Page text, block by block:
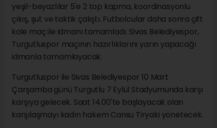
yeşil-beyazlılar 5'e 2 top kapma, koordinasyonlu
çıkış, şut ve taktik çalıştı. Futbolcular daha sonra çift
kale maç ile idmanı tamamladı. Sivas Belediyespor,
Turgutluspor maçının hazırlıklarını yarın yapacağı
idmanla tamamlayacak.
Turgutluspor ile Sivas Belediyespor 10 Mart
Çarşamba günü Turgutlu 7 Eylül Stadyumunda karşı
karşıya gelecek. Saat 14.00'te başlayacak olan
karşılaşmayı kadın hakem Cansu Tiryaki yönetecek.